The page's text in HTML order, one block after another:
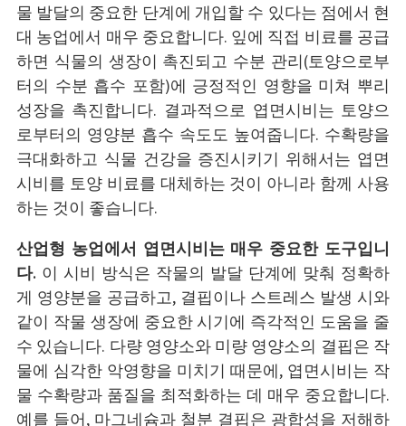
물 발달의 중요한 단계에 개입할 수 있다는 점에서 현
대 농업에서 매우 중요합니다. 잎에 직접 비료를 공급
하면 식물의 생장이 촉진되고 수분 관리(토양으로부
터의 수분 흡수 포함)에 긍정적인 영향을 미쳐 뿌리
성장을 촉진합니다. 결과적으로 엽면시비는 토양으
로부터의 영양분 흡수 속도도 높여줍니다. 수확량을
극대화하고 식물 건강을 증진시키기 위해서는 엽면
시비를 토양 비료를 대체하는 것이 아니라 함께 사용
하는 것이 좋습니다.
산업형 농업에서 엽면시비는 매우 중요한 도구입니
다. 이 시비 방식은 작물의 발달 단계에 맞춰 정확하
게 영양분을 공급하고, 결핍이나 스트레스 발생 시와
같이 작물 생장에 중요한 시기에 즉각적인 도움을 줄
수 있습니다. 다량 영양소와 미량 영양소의 결핍은 작
물에 심각한 악영향을 미치기 때문에, 엽면시비는 작
물 수확량과 품질을 최적화하는 데 매우 중요합니다.
예를 들어, 마그네슘과 철분 결핍은 광합성을 저해하